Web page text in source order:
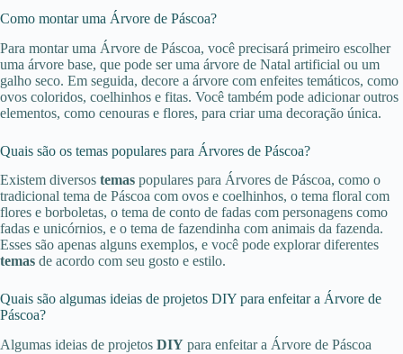
Como montar uma Árvore de Páscoa?
Para montar uma Árvore de Páscoa, você precisará primeiro escolher
uma árvore base, que pode ser uma árvore de Natal artificial ou um
galho seco. Em seguida, decore a árvore com enfeites temáticos, como
ovos coloridos, coelhinhos e fitas. Você também pode adicionar outros
elementos, como cenouras e flores, para criar uma decoração única.
Quais são os temas populares para Árvores de Páscoa?
Existem diversos temas populares para Árvores de Páscoa, como o
tradicional tema de Páscoa com ovos e coelhinhos, o tema floral com
flores e borboletas, o tema de conto de fadas com personagens como
fadas e unicórnios, e o tema de fazendinha com animais da fazenda.
Esses são apenas alguns exemplos, e você pode explorar diferentes
temas de acordo com seu gosto e estilo.
Quais são algumas ideias de projetos DIY para enfeitar a Árvore de
Páscoa?
Algumas ideias de projetos DIY para enfeitar a Árvore de Páscoa